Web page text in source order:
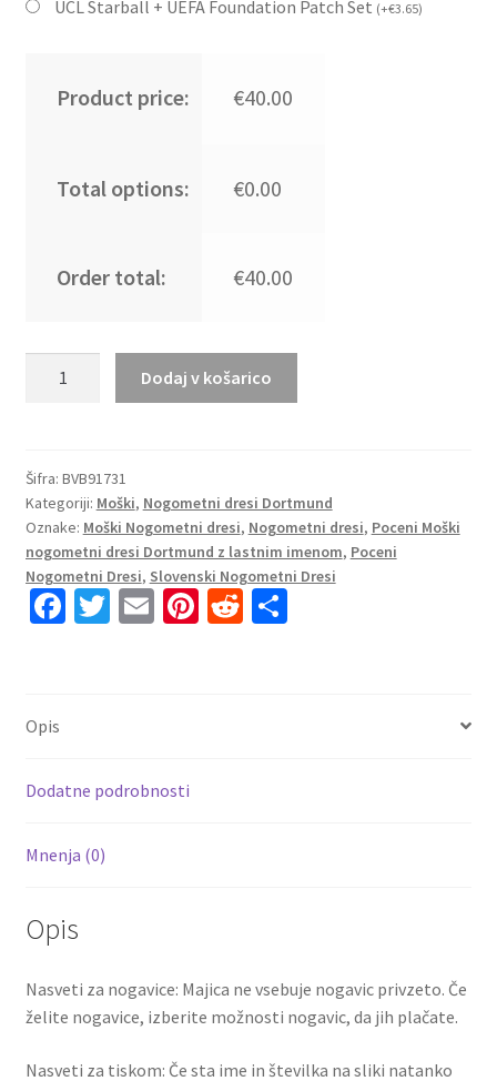
UCL Starball + UEFA Foundation Patch Set (+€3.65)
Product price: €40.00
Total options: €0.00
Order total: €40.00
Borussia
Dortmund
BVB
Vratar
Gostujoči
2023
Dodaj v košarico
Šifra: BVB91731
Kategoriji: Moški, Nogometni dresi Dortmund
Oznake: Moški Nogometni dresi, Nogometni dresi, Poceni Moški
nogometni dresi Dortmund z lastnim imenom, Poceni
Nogometni Dresi, Slovenski Nogometni Dresi
Fa
k
T E Pi R S
Opis
Dodatne podrobnosti
Mnenja (0)
Opis
Nasveti za nogavice: Majica ne vsebuje nogavic privzeto. Če
želite nogavice, izberite možnosti nogavic, da jih plačate.
Nasveti za tiskom: Če sta ime in številka na sliki natanko